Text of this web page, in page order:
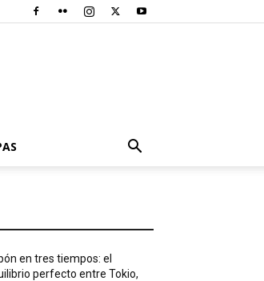
en tres tiempos: el
perfecto entre Tokio,